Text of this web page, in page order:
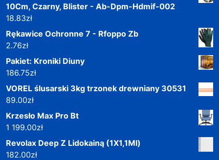
10Cm, Czarny, Blister - Ab-Dpm-Hdmif-002
18.83zł
Rękawice Ochronne 7 - Rfoppo Zb
2.76zł
Pakiet: Kroniki Diuny
186.75zł
VOREL ślusarski 3kg trzonek drewniany 30531
89.00zł
Krzesło Max Pro Bt
1 199.00zł
Revolax Deep Z Lidokainą (1X1,1Ml)
182.00zł